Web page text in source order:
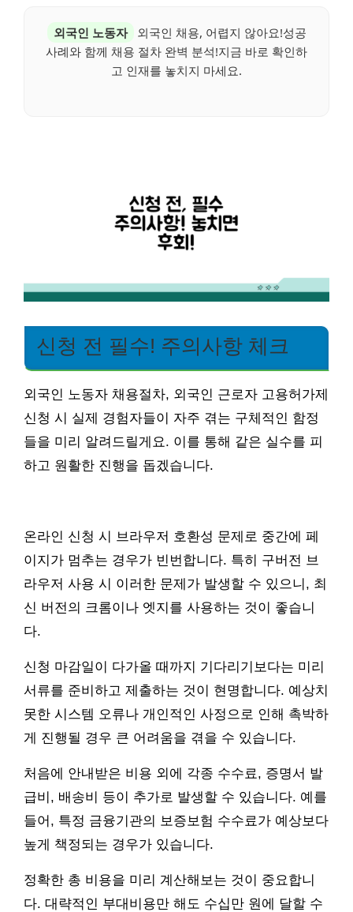
외국인 노동자
외국인 채용, 어렵지 않아요!성공
사례와 함께 채용 절차 완벽 분석!지금 바로 확인하
고 인재를 놓치지 마세요.
신청 전 필수! 주의사항 체크
외국인 노동자 채용절차, 외국인 근로자 고용허가제
신청 시 실제 경험자들이 자주 겪는 구체적인 함정
들을 미리 알려드릴게요. 이를 통해 같은 실수를 피
하고 원활한 진행을 돕겠습니다.
온라인 신청 시 브라우저 호환성 문제로 중간에 페
이지가 멈추는 경우가 빈번합니다. 특히 구버전 브
라우저 사용 시 이러한 문제가 발생할 수 있으니, 최
신 버전의 크롬이나 엣지를 사용하는 것이 좋습니
다.
신청 마감일이 다가올 때까지 기다리기보다는 미리
서류를 준비하고 제출하는 것이 현명합니다. 예상치
못한 시스템 오류나 개인적인 사정으로 인해 촉박하
게 진행될 경우 큰 어려움을 겪을 수 있습니다.
처음에 안내받은 비용 외에 각종 수수료, 증명서 발
급비, 배송비 등이 추가로 발생할 수 있습니다. 예를
들어, 특정 금융기관의 보증보험 수수료가 예상보다
높게 책정되는 경우가 있습니다.
정확한 총 비용을 미리 계산해보는 것이 중요합니
다. 대략적인 부대비용만 해도 수십만 원에 달할 수